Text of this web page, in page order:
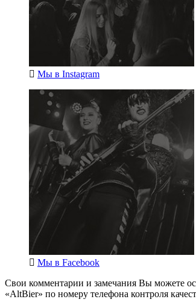
Мы в Instagram
Мы в Facebook
Свои комментарии и замечания Вы можете
«AltBier» по номеру телефона контроля